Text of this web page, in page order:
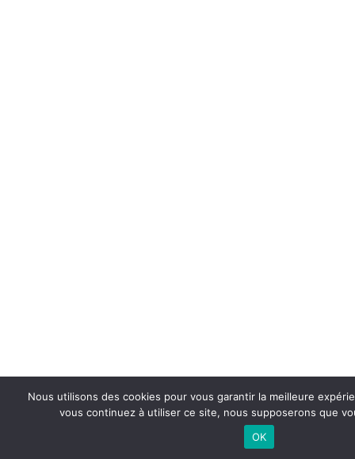
Nous utilisons des cookies pour vous garantir la meilleure
vous continuez à utiliser ce site, nous supposerons que
OK